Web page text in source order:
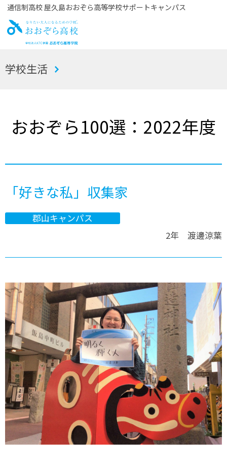
通信制高校 屋久島おおぞら高等学校サポートキャンパス
お
学校生活
おおぞら100選：2022年度
「好きな私」収集家
郡山キャンパス
2年 渡邊涼葉